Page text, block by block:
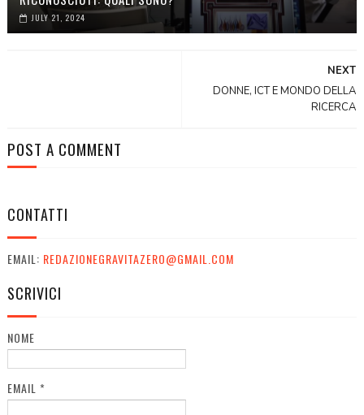
JULY 21, 2024
NEXT
DONNE, ICT E MONDO DELLA
RICERCA
POST A COMMENT
CONTATTI
EMAIL: REDAZIONEGRAVITAZERO@GMAIL.COM
SCRIVICI
NOME
EMAIL *